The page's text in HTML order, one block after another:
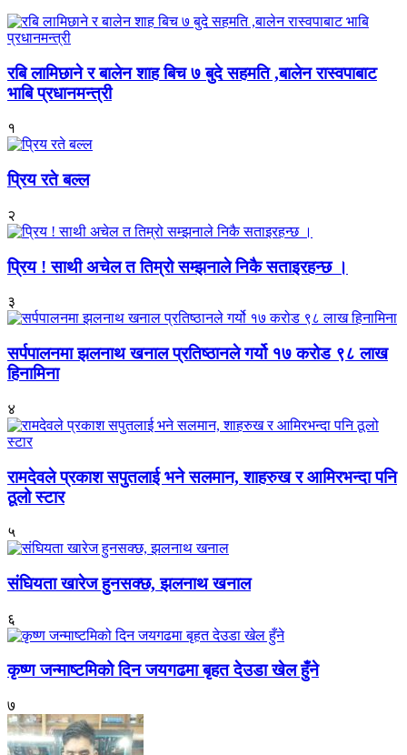
रबि लामिछाने र बालेन शाह बिच ७ बुदे सहमति ,बालेन रास्वपाबाट
भाबि प्रधानमन्त्री
१
प्रिय रते बल्ल
२
प्रिय ! साथी अचेल त तिम्रो सम्झनाले निकै सताइरहन्छ ।
३
सर्पपालनमा झलनाथ खनाल प्रतिष्ठानले गर्यो १७ करोड ९८ लाख
हिनामिना
४
रामदेवले प्रकाश सपुतलाई भने सलमान, शाहरुख र आमिरभन्दा पनि
ठूलो स्टार
५
संघियता खारेज हुनसक्छ, झलनाथ खनाल
६
कृष्ण जन्माष्टमिको दिन जयगढमा बृहत देउडा खेल हुँने
७